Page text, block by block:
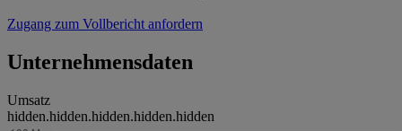
Zugang zum Vollbericht anfordern
Unternehmensdaten
Umsatz
hidden.hidden.hidden.hidden.hidden